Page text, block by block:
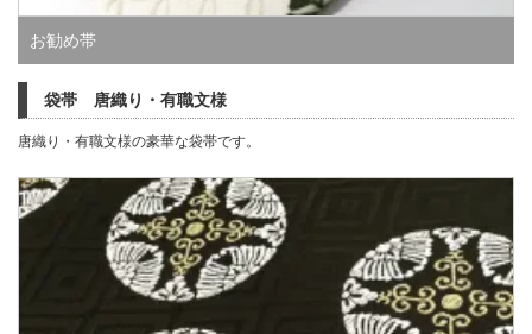
お勧め帯
袋帯 唐織り・有職文様
唐織り・有職文様の豪華な袋帯です。